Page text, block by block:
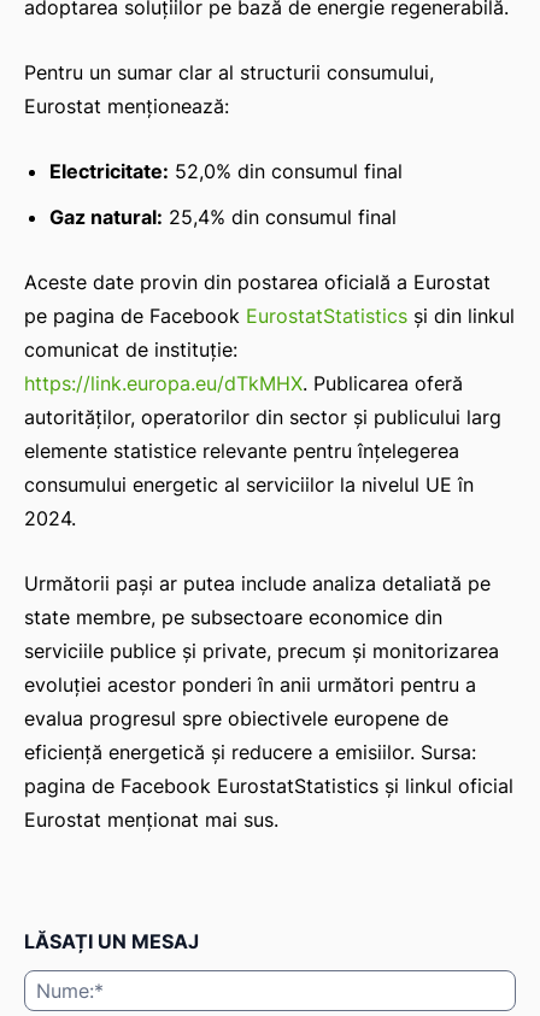
adoptarea soluțiilor pe bază de energie regenerabilă.
Pentru un sumar clar al structurii consumului,
Eurostat menționează:
Electricitate: 52,0% din consumul final
Gaz natural: 25,4% din consumul final
Aceste date provin din postarea oficială a Eurostat
pe pagina de Facebook EurostatStatistics și din linkul
comunicat de instituție:
https://link.europa.eu/dTkMHX. Publicarea oferă
autorităților, operatorilor din sector și publicului larg
elemente statistice relevante pentru înțelegerea
consumului energetic al serviciilor la nivelul UE în
2024.
Următorii pași ar putea include analiza detaliată pe
state membre, pe subsectoare economice din
serviciile publice și private, precum și monitorizarea
evoluției acestor ponderi în anii următori pentru a
evalua progresul spre obiectivele europene de
eficiență energetică și reducere a emisiilor. Sursa:
pagina de Facebook EurostatStatistics și linkul oficial
Eurostat menționat mai sus.
LĂSAȚI UN MESAJ